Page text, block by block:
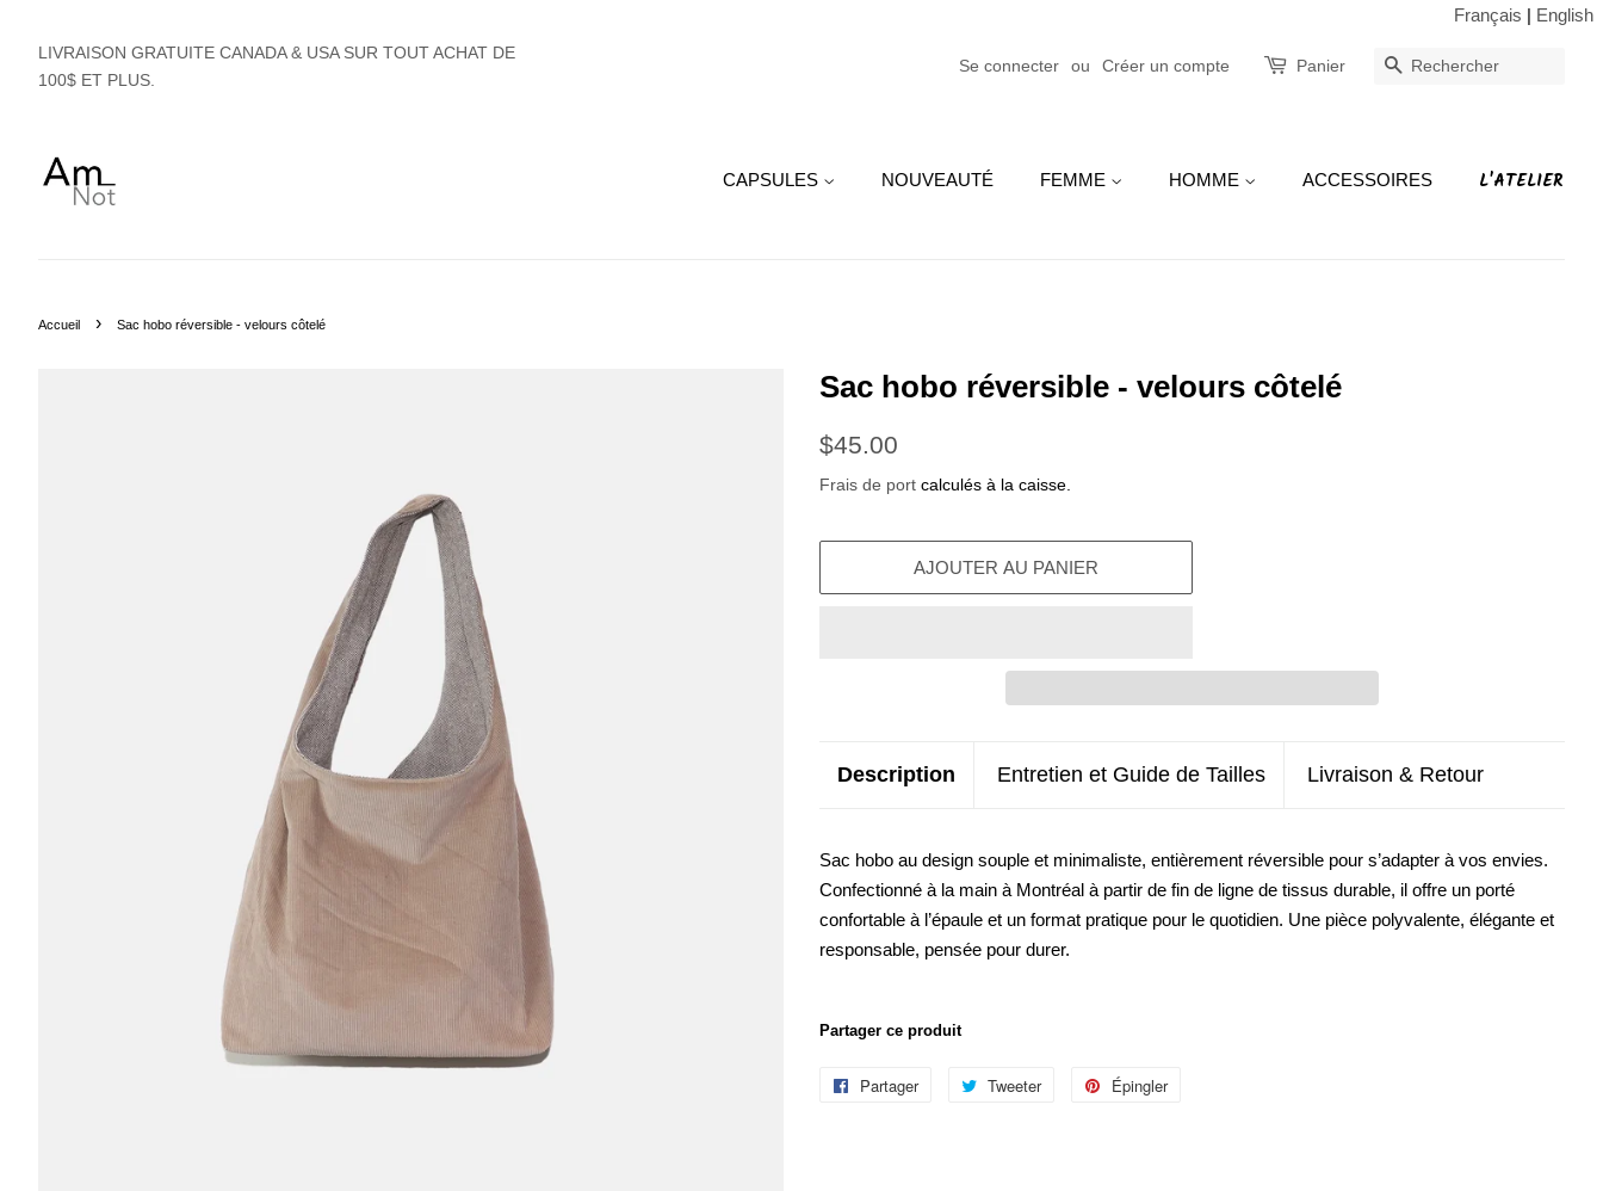
Français | English
LIVRAISON GRATUITE CANADA & USA SUR TOUT ACHAT DE
100$ ET PLUS.
Se connecter ou Créer un compte Panier RECHERCHE
CAPSULES NOUVEAUTÉ FEMME HOMME ACCESSOIRES L'ATELIER
Accueil › Sac hobo réversible - velours côtelé
Sac hobo réversible - velours côtelé
Prix
$45.00
Frais de port calculés à la caisse.
AJOUTER AU PANIER
Description Entretien et Guide de Tailles Livraison & Retour
Sac hobo au design souple et minimaliste, entièrement réversible pour s’adapter à vos envies.
Confectionné à la main à Montréal à partir de fin de ligne de tissus durable, il offre un porté
confortable à l’épaule et un format pratique pour le quotidien. Une pièce polyvalente, élégante et
responsable, pensée pour durer.
Partager ce produit
Partager
PartagerTweeter
Tweeter Épingler